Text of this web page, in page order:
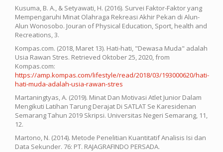
Kusuma, B. A., & Setyawati, H. (2016). Survei Faktor-Faktor yang
Mempengaruhi Minat Olahraga Rekreasi Akhir Pekan di Alun-
Alun Wonosobo. Jouran of Physical Education, Sport, health and
Recreations, 3.
Kompas.com. (2018, Maret 13). Hati-hati, "Dewasa Muda" adalah
Usia Rawan Stres. Retrieved Oktober 25, 2020, from
Kompas.com:
https://amp.kompas.com/lifestyle/read/2018/03/193000620/hati-
hati-muda-adalah-usia-rawan-stres
Martaningtyas, A. (2019). Minat Dan Motivasi Atlet Junior Dalam
Mengikuti Latihan Tarung Derajat Di SATLAT Se Karesidenan
Semarang Tahun 2019 Skripsi. Universitas Negeri Semarang, 11,
12.
Martono, N. (2014). Metode Penelitian Kuantitatif Analisis Isi dan
Data Sekunder. 76: PT. RAJAGRAFINDO PERSADA.